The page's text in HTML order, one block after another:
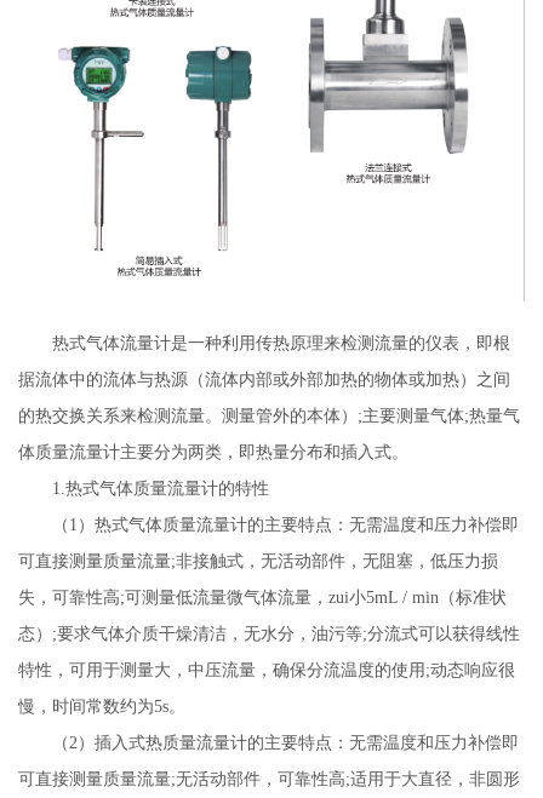
热式气体流量计是一种利用传热原理来检测流量的仪表，即根
据流体中的流体与热源（流体内部或外部加热的物体或加热）之间
的热交换关系来检测流量。测量管外的本体）;主要测量气体;热量气
体质量流量计主要分为两类，即热量分布和插入式。
1.热式气体质量流量计的特性
（1）热式气体质量流量计的主要特点：无需温度和压力补偿即
可直接测量质量流量;非接触式，无活动部件，无阻塞，低压力损
失，可靠性高;可测量低流量微气体流量，zui小5mL / min（标准状
态）;要求气体介质干燥清洁，无水分，油污等;分流式可以获得线性
特性，可用于测量大，中压流量，确保分流温度的使用;动态响应很
慢，时间常数约为5s。
（2）插入式热质量流量计的主要特点：无需温度和压力补偿即
可直接测量质量流量;无活动部件，可靠性高;适用于大直径，非圆形